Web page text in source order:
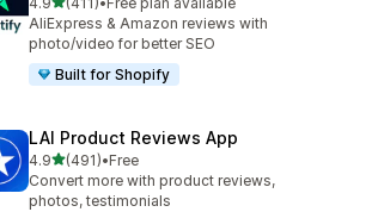
共有 411 則評價
AliExpress & Amazon reviews with
photo/video for better SEO
Built for Shopify
LAI Product Reviews App
4.9滿分 5 顆星
(491)
共有 491 則評價
•Free
Convert more with product reviews,
photos, testimonials